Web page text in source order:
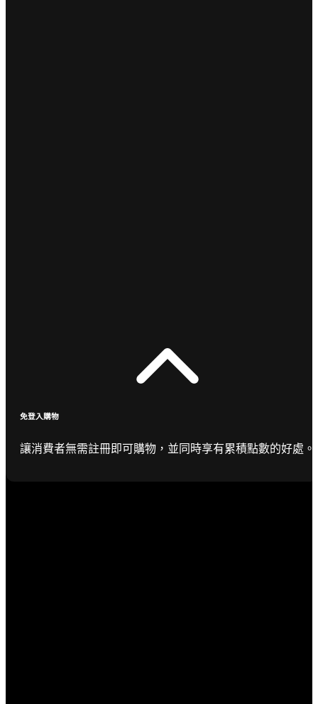
免登入購物
讓消費者無需註冊即可購物，並同時享有累積點數的好處。